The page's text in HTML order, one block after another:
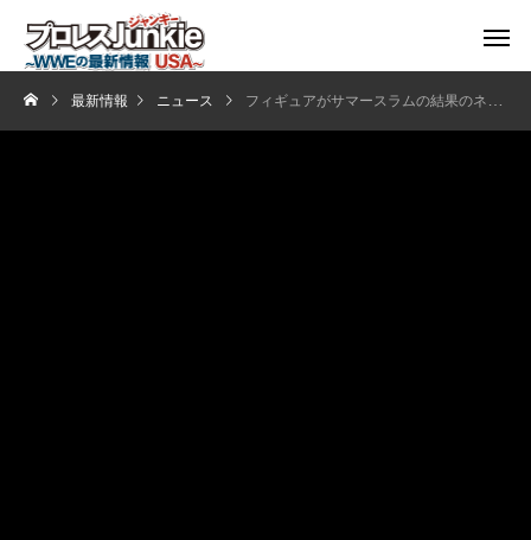
最新情報 ニュース フィギュアがサマースラムの結果のネタバレに？